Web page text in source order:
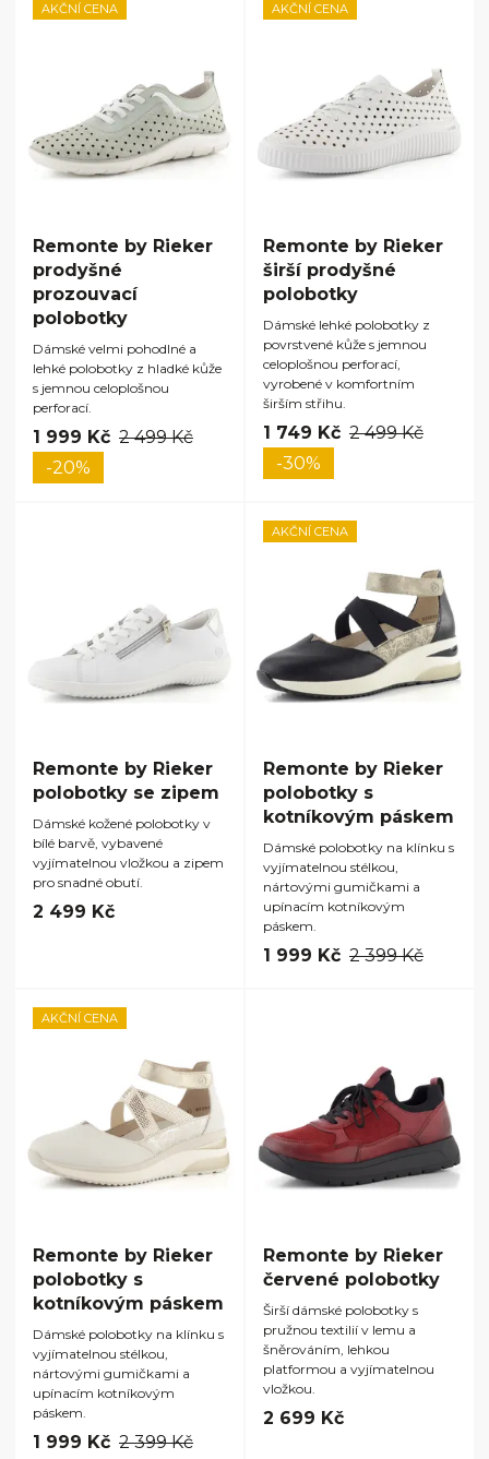
AKČNÍ CENA
Remonte by Rieker
prodyšné
prozouvací
polobotky
Dámské velmi pohodlné a
lehké polobotky z hladké kůže
s jemnou celoplošnou
perforací.
1 999 Kč 2 499 Kč
-20%
AKČNÍ CENA
Remonte by Rieker
širší prodyšné
polobotky
Dámské lehké polobotky z
povrstvené kůže s jemnou
celoplošnou perforací,
vyrobené v komfortním
širším střihu.
1 749 Kč 2 499 Kč
-30%
Remonte by Rieker
polobotky se zipem
Dámské kožené polobotky v
bílé barvě, vybavené
vyjímatelnou vložkou a zipem
pro snadné obutí.
2 499 Kč
AKČNÍ CENA
Remonte by Rieker
polobotky s
kotníkovým páskem
Dámské polobotky na klínku s
vyjímatelnou stélkou,
nártovými gumičkami a
upínacím kotníkovým
páskem.
1 999 Kč 2 399 Kč
AKČNÍ CENA
Remonte by Rieker
polobotky s
kotníkovým páskem
Dámské polobotky na klínku s
vyjímatelnou stélkou,
nártovými gumičkami a
upínacím kotníkovým
páskem.
1 999 Kč 2 399 Kč
Remonte by Rieker
červené polobotky
Širší dámské polobotky s
pružnou textilií v lemu a
šněrováním, lehkou
platformou a vyjímatelnou
vložkou.
2 699 Kč